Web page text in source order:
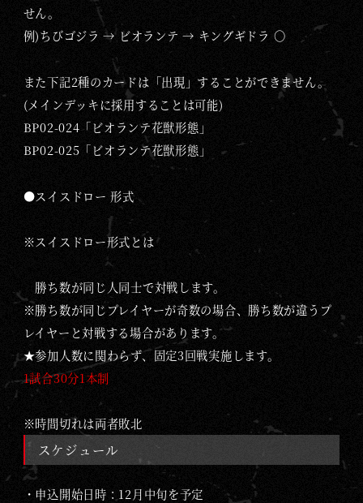
せん。
例)ちびゴジラ → ビオランテ → キングギドラ 〇
また下記2種のカードは「出現」することができません。
(メインデッキに採用することは可能)
BP02-024「ビオランテ花獣形態」
BP02-025「ビオランテ花獣形態」
●スイスドロー 形式
※スイスドロー形式とは
勝ち数が同じ人同士で対戦します。
※勝ち数が同じプレイヤーが奇数の場合、勝ち数が違うプ
レイヤーと対戦する場合があります。
★参加人数に関わらず、固定3回戦実施します。
1試合30分1本制
※時間切れは両者敗北
スケジュール
・申込開始日時：12月中旬を予定